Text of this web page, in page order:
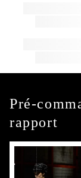
Pré-
rapport